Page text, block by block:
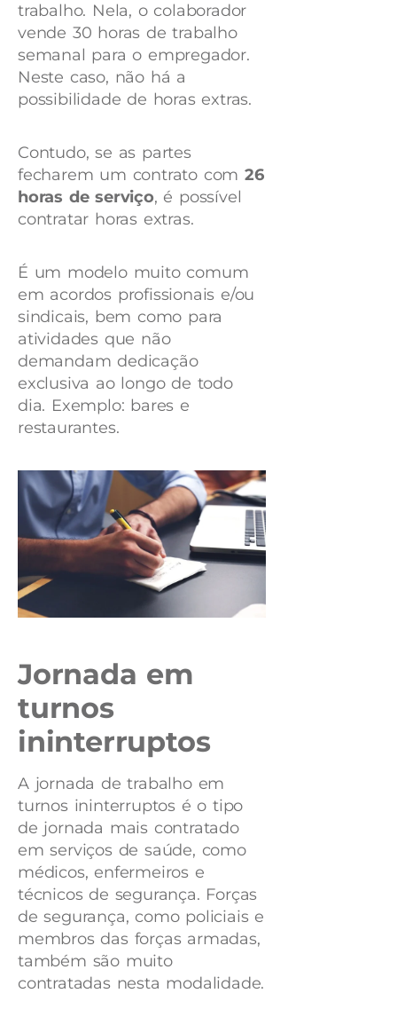
trabalho. Nela, o colaborador
vende 30 horas de trabalho
semanal para o empregador.
Neste caso, não há a
possibilidade de horas extras.
Contudo, se as partes
fecharem um contrato com26
horas de serviço, é possível
contratar horas extras.
É um modelo muito comum
em acordos profissionais e/ou
sindicais, bem como para
atividades que não
demandam dedicação
exclusiva ao longo de todo
dia. Exemplo: bares e
restaurantes.
Jornada em
turnos
ininterruptos
A jornada de trabalho em
turnos ininterruptos é o tipo
de jornada mais contratado
em serviços de saúde, como
médicos, enfermeiros e
técnicos de segurança. Forças
de segurança, como policiais e
membros das forças armadas,
também são muito
contratadas nesta modalidade.